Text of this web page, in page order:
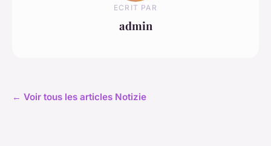
ECRIT PAR
admin
← Voir tous les articles Notizie